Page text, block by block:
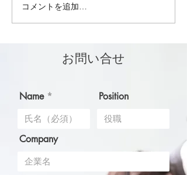
自動車整備工場 「認証工
場」と「指定工場」の違
コメントを追加…
お問い合せ
Name Position
Company